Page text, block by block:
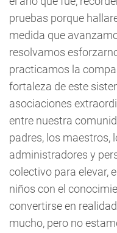
pruebas porque
medida que
resolvamos
practicamos la
fortaleza de este
asociaciones
entre nuestra
padres, los maestros,
administradores y
colectivo para elevar,
niños con el
convertirse en
mucho, pero no